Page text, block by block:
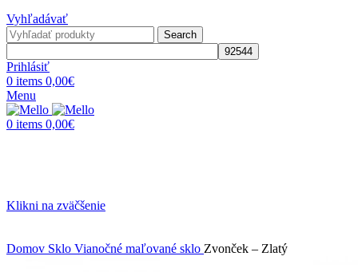
Vyhľadávať
Search
Prihlásiť
0 items 0,00€
Menu
0 items 0,00€
Klikni na zväčšenie
Domov Sklo Vianočné maľované sklo Zvonček – Zlatý